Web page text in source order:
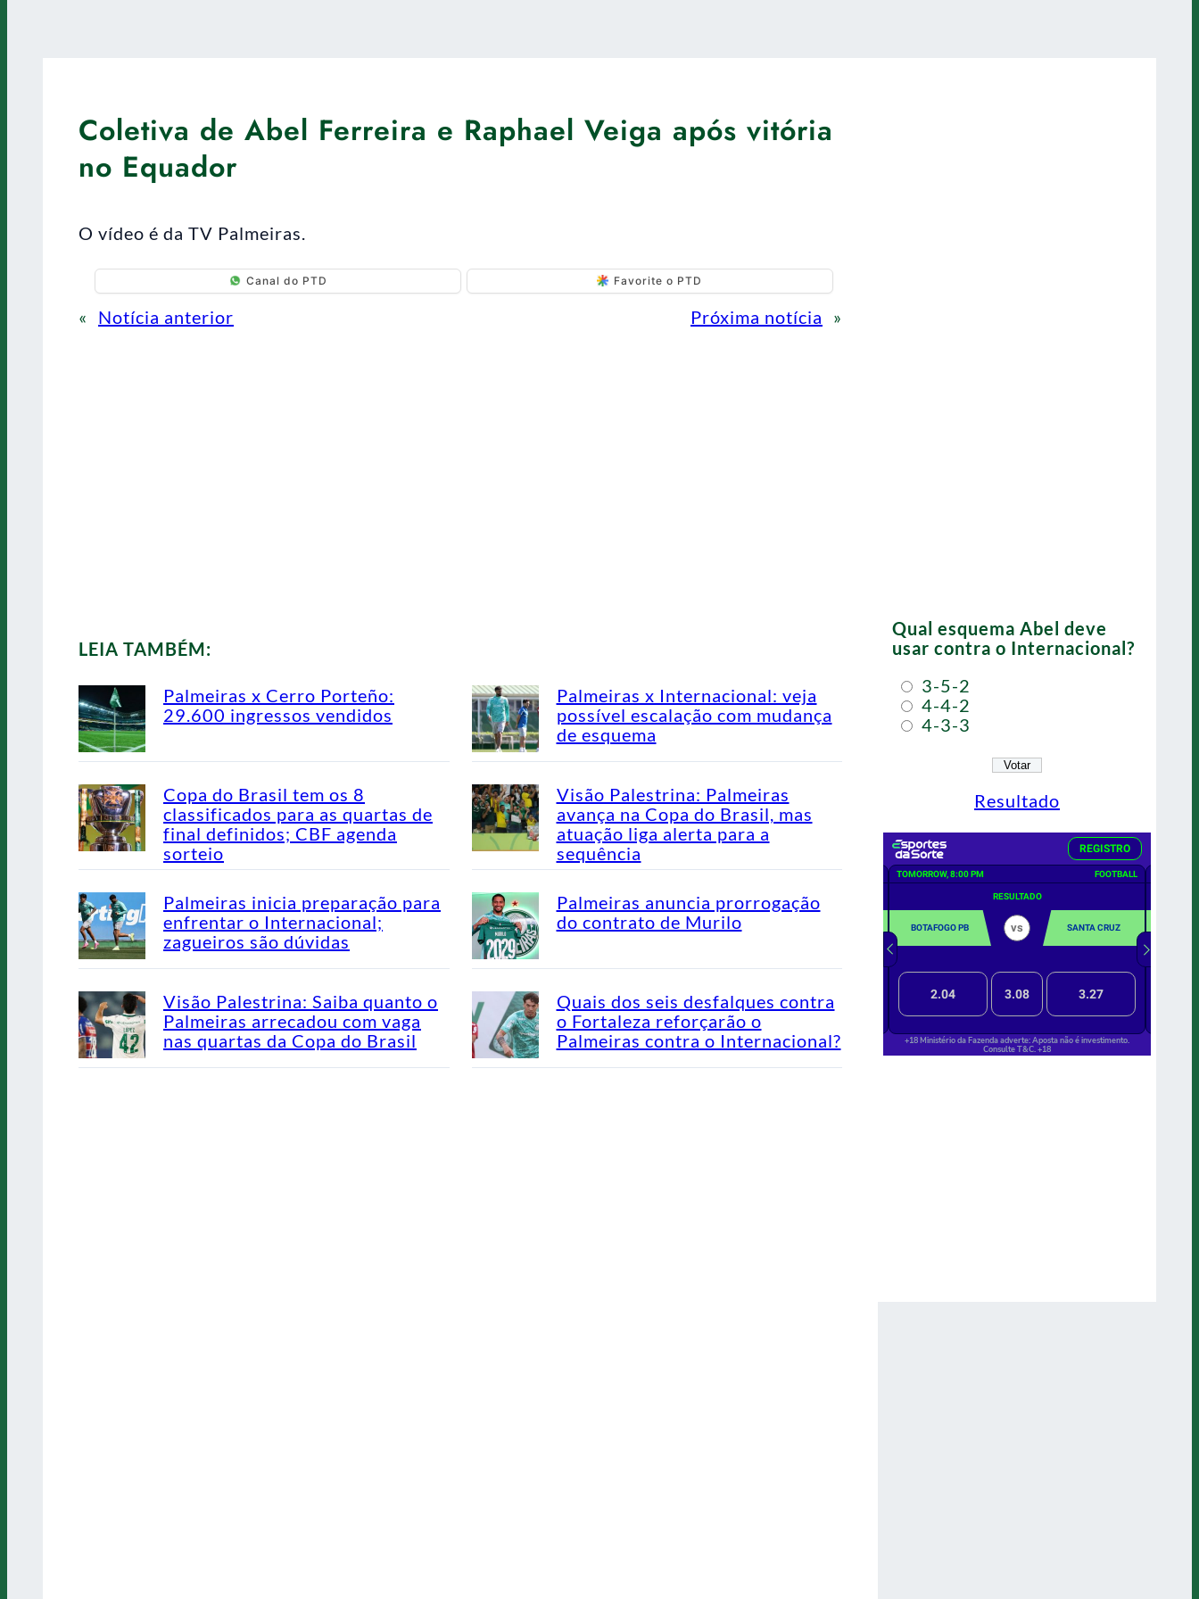
Coletiva de Abel Ferreira e Raphael Veiga após vitória
no Equador
O vídeo é da TV Palmeiras.
Canal do PTD Favorite o PTD
« Notícia anterior Próxima notícia »
LEIA TAMBÉM:
Palmeiras x Cerro Porteño:
29.600 ingressos vendidos
Palmeiras x Internacional: veja
possível escalação com mudança
de esquema
Copa do Brasil tem os 8
classificados para as quartas de
final definidos; CBF agenda
sorteio
Visão Palestrina: Palmeiras
avança na Copa do Brasil, mas
atuação liga alerta para a
sequência
Palmeiras inicia preparação para
enfrentar o Internacional;
zagueiros são dúvidas
Palmeiras anuncia prorrogação
do contrato de Murilo
Visão Palestrina: Saiba quanto o
Palmeiras arrecadou com vaga
nas quartas da Copa do Brasil
Quais dos seis desfalques contra
o Fortaleza reforçarão o
Palmeiras contra o Internacional?
Qual esquema Abel deve
usar contra o Internacional?
3-5-2
4-4-2
4-3-3
Resultado